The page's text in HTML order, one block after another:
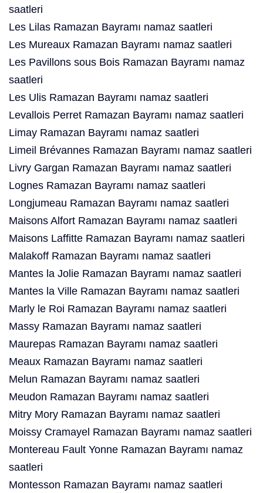
saatleri
Les Lilas Ramazan Bayramı namaz saatleri
Les Mureaux Ramazan Bayramı namaz saatleri
Les Pavillons sous Bois Ramazan Bayramı namaz
saatleri
Les Ulis Ramazan Bayramı namaz saatleri
Levallois Perret Ramazan Bayramı namaz saatleri
Limay Ramazan Bayramı namaz saatleri
Limeil Brévannes Ramazan Bayramı namaz saatleri
Livry Gargan Ramazan Bayramı namaz saatleri
Lognes Ramazan Bayramı namaz saatleri
Longjumeau Ramazan Bayramı namaz saatleri
Maisons Alfort Ramazan Bayramı namaz saatleri
Maisons Laffitte Ramazan Bayramı namaz saatleri
Malakoff Ramazan Bayramı namaz saatleri
Mantes la Jolie Ramazan Bayramı namaz saatleri
Mantes la Ville Ramazan Bayramı namaz saatleri
Marly le Roi Ramazan Bayramı namaz saatleri
Massy Ramazan Bayramı namaz saatleri
Maurepas Ramazan Bayramı namaz saatleri
Meaux Ramazan Bayramı namaz saatleri
Melun Ramazan Bayramı namaz saatleri
Meudon Ramazan Bayramı namaz saatleri
Mitry Mory Ramazan Bayramı namaz saatleri
Moissy Cramayel Ramazan Bayramı namaz saatleri
Montereau Fault Yonne Ramazan Bayramı namaz
saatleri
Montesson Ramazan Bayramı namaz saatleri